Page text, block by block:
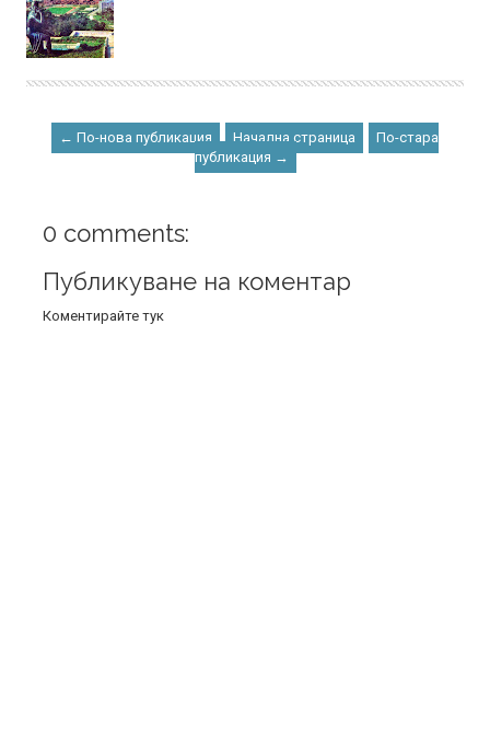
← По-нова публикация Начална страница
По-стара
публикация →
0 comments:
Публикуване на коментар
Коментирайте тук